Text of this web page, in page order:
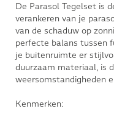
De Parasol Tegelset is
verankeren van je
van de schaduw op
perfecte balans tussen
je buitenruimte er
duurzaam materiaal, is
weersomstandigheden
Kenmerken: